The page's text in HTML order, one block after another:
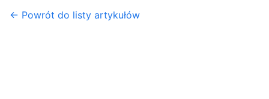
← Powrót do listy artykułów